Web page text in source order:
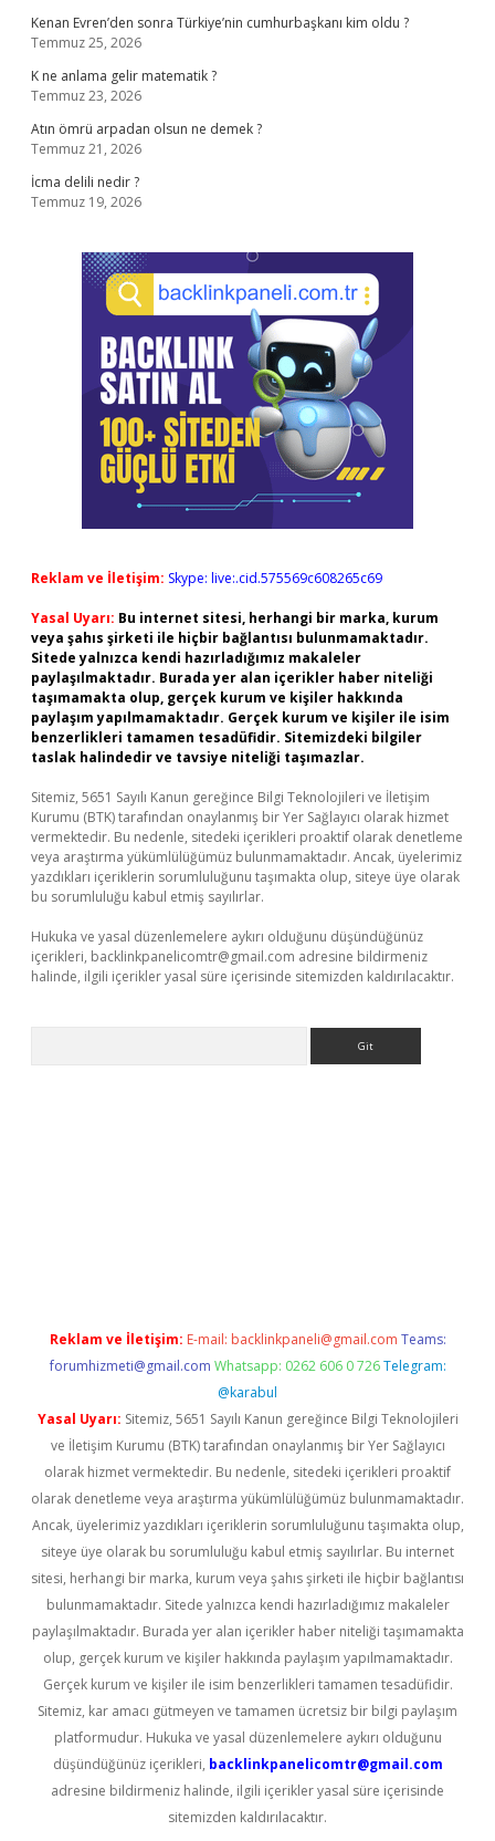
Kenan Evren’den sonra Türkiye’nin cumhurbaşkanı kim oldu ?
Temmuz 25, 2026
K ne anlama gelir matematik ?
Temmuz 23, 2026
Atın ömrü arpadan olsun ne demek ?
Temmuz 21, 2026
İcma delili nedir ?
Temmuz 19, 2026
Reklam ve İletişim: Skype: live:.cid.575569c608265c69
Yasal Uyarı: Bu internet sitesi, herhangi bir marka, kurum
veya şahıs şirketi ile hiçbir bağlantısı bulunmamaktadır.
Sitede yalnızca kendi hazırladığımız makaleler
paylaşılmaktadır. Burada yer alan içerikler haber niteliği
taşımamakta olup, gerçek kurum ve kişiler hakkında
paylaşım yapılmamaktadır. Gerçek kurum ve kişiler ile isim
benzerlikleri tamamen tesadüfidir. Sitemizdeki bilgiler
taslak halindedir ve tavsiye niteliği taşımazlar.
Sitemiz, 5651 Sayılı Kanun gereğince Bilgi Teknolojileri ve İletişim
Kurumu (BTK) tarafından onaylanmış bir Yer Sağlayıcı olarak hizmet
vermektedir. Bu nedenle, sitedeki içerikleri proaktif olarak denetleme
veya araştırma yükümlülüğümüz bulunmamaktadır. Ancak, üyelerimiz
yazdıkları içeriklerin sorumluluğunu taşımakta olup, siteye üye olarak
bu sorumluluğu kabul etmiş sayılırlar.
Hukuka ve yasal düzenlemelere aykırı olduğunu düşündüğünüz
içerikleri, backlinkpanelicomtr@gmail.com adresine bildirmeniz
halinde, ilgili içerikler yasal süre içerisinde sitemizden kaldırılacaktır.
Reklam ve İletişim: E-mail: backlinkpaneli@gmail.com Teams:
forumhizmeti@gmail.com Whatsapp: 0262 606 0 726 Telegram:
@karabul
Yasal Uyarı: Sitemiz, 5651 Sayılı Kanun gereğince Bilgi Teknolojileri
ve İletişim Kurumu (BTK) tarafından onaylanmış bir Yer Sağlayıcı
olarak hizmet vermektedir. Bu nedenle, sitedeki içerikleri proaktif
olarak denetleme veya araştırma yükümlülüğümüz bulunmamaktadır.
Ancak, üyelerimiz yazdıkları içeriklerin sorumluluğunu taşımakta olup,
siteye üye olarak bu sorumluluğu kabul etmiş sayılırlar. Bu internet
sitesi, herhangi bir marka, kurum veya şahıs şirketi ile hiçbir bağlantısı
bulunmamaktadır. Sitede yalnızca kendi hazırladığımız makaleler
paylaşılmaktadır. Burada yer alan içerikler haber niteliği taşımamakta
olup, gerçek kurum ve kişiler hakkında paylaşım yapılmamaktadır.
Gerçek kurum ve kişiler ile isim benzerlikleri tamamen tesadüfidir.
Sitemiz, kar amacı gütmeyen ve tamamen ücretsiz bir bilgi paylaşım
platformudur. Hukuka ve yasal düzenlemelere aykırı olduğunu
düşündüğünüz içerikleri, backlinkpanelicomtr@gmail.com
adresine bildirmeniz halinde, ilgili içerikler yasal süre içerisinde
sitemizden kaldırılacaktır.